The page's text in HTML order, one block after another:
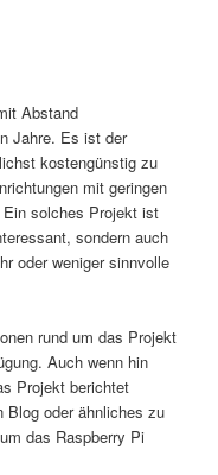
Abstand
Jahre. Es ist der
kostengünstig zu
mit geringen
solches Projekt ist
sondern auch
oder weniger sinnvolle
rund um das Projekt
Auch wenn hin
Projekt berichtet
Blog oder ähnliches zu
das Raspberry Pi